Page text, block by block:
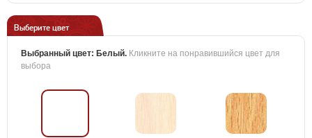
Выберите цвет
Выбранный цвет: Белый. Кликните на понравившийся цвет для
выбора